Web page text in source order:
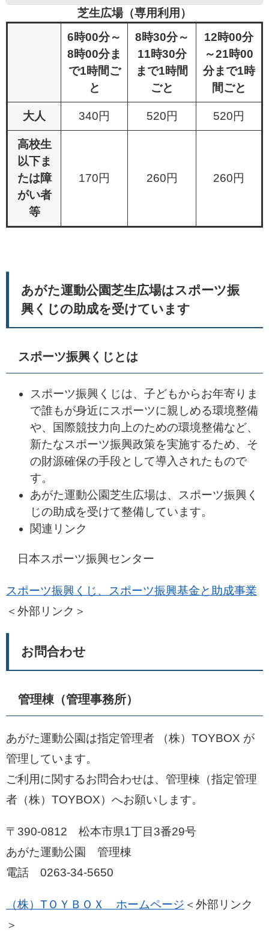
芝生広場（専用利用）
6時00分～
8時00分ま
で1時間ご
と
8時30分～
11時30分
まで1時間
ごと
12時00分
～21時00
分まで1時
間ごと
大人 340円 520円 520円
高校生
以下ま
たは障
がい者
等
170円 260円 260円
あがた運動公園芝生広場はスポーツ振
興くじの助成を受けています
スポーツ振興くじとは
スポーツ振興くじは、子どもからお年寄りま
で誰もが身近にスポーツに親しめる環境整備
や、国際競技力向上のための環境整備など、
新たなスポーツ振興政策を実施するため、そ
の財源確保の手段として導入されたもので
す。
あがた運動公園芝生広場は、スポーツ振興く
じの助成を受けて整備しています。
関連リンク
日本スポーツ振興センター
スポーツ振興くじ、スポーツ振興基金と助成事業
＜外部リンク＞
お問合わせ
管理棟（管理事務所）
あがた運動公園は指定管理者 （株）TOYBOX が
管理しています。
ご利用に関するお問合わせは、管理棟（指定管理
者（株）TOYBOX）へお願いします。
〒390-0812 松本市県1丁目3番29号
あがた運動公園 管理棟
電話 0263-34-5650
（株）TＯＹＢＯＸ ホームページ ＜外部リンク
＞